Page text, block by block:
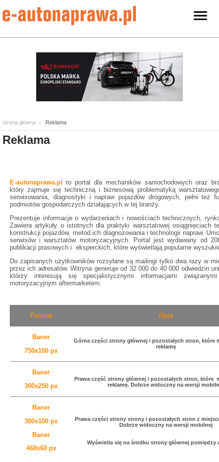
strona główna Reklama
Reklama
E-autonaprawa.pl
to portal dla mechaników samochodowych oraz
który zajmuje się techniczną i biznesową problematyką
serwisowania, diagnostyki i napraw pojazdów drogowych, pełni też
podmiotów gospodarczych działających w tej branży.
Prezentuje informacje o wydarzeniach i nowościach technicznych,
Zawiera artykuły o istotnych dla praktyki warsztatowej osiągnięciach
konstrukcji pojazdów, metod ich diagnozowania i technologii napraw.
serwisów i warsztatów motoryzacyjnych. Portal jest wydawany od
publikacji prasowych i eksperckich, które wyświetlają popularne
Do zapisanych użytkowników rozsyłane są mailingi tylko dwa razy w
przez ich adresatów. Witryna generuje od 32 000 do 40 000 odwiedzin
którzy interesują się specjalistycznymi informacjami
motoryzacyjnym aftermarketem.
Format Opis
Baner
750x100 px
Górna części strony głównej i pozostałych stron, które
reklamę
Baner
300x250 px
Prawa część strony głównej i pozostałych stron, które
reklamę. Dobrze widoczny na wersji
Baner
300x100 px
Baner
468x60 px
Prawa części strony strony i pozostałych stron z
Dobrze widoczny na wersji mobilnej
Wyświetla się na środku strony głównej pomiędzy